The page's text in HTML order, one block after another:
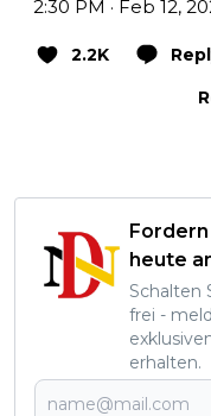
2:30 PM · Feb 12,
2.2K
heute
Schalten
frei -
erhalten.